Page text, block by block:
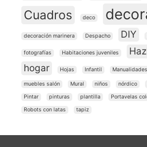
Cuadros deco
decoración marinera Despacho DIY
fotografías Habitaciones juveniles
hogar
Hojas Infantil Manualidades
muebles salón Mural niños nórdico
Pintar
pinturas plantilla Portavelas
Robots con latas
tapiz